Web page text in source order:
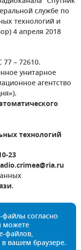
службе по
технологий и
4 апреля 2018
– 72610.
унитарное
агентство
технологий
23
.
согласно
можете
файлов,
вашем браузере.